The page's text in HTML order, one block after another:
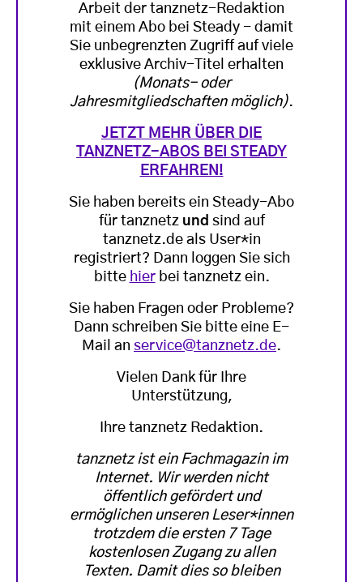
Arbeit der tanznetz-Redaktion
mit einem Abo bei Steady - damit
Sie unbegrenzten Zugriff auf viele
exklusive Archiv-Titel erhalten
(Monats- oder
Jahresmitgliedschaften möglich).
JETZT MEHR ÜBER DIE
TANZNETZ-ABOS BEI STEADY
ERFAHREN!
Sie haben bereits ein Steady-Abo
für tanznetz und sind auf
tanznetz.de als User*in
registriert? Dann loggen Sie sich
bitte hierbei tanznetz ein.
Sie haben Fragen oder Probleme?
Dann schreiben Sie bitte eine E-
Mail an service@tanznetz.de.
Vielen Dank für Ihre
Unterstützung,
Ihre tanznetz Redaktion.
tanznetz ist ein Fachmagazin im
Internet. Wir werden nicht
öffentlich gefördert und
ermöglichen unseren Leser*innen
trotzdem die ersten 7 Tage
kostenlosen Zugang zu allen
Texten. Damit dies so bleiben